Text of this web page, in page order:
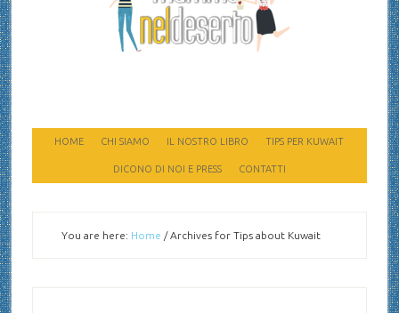
HOME CHI SIAMO IL NOSTRO LIBRO TIPS PER KUWAIT
DICONO DI NOI E PRESS CONTATTI
You are here: Home /Archives for Tips about Kuwait